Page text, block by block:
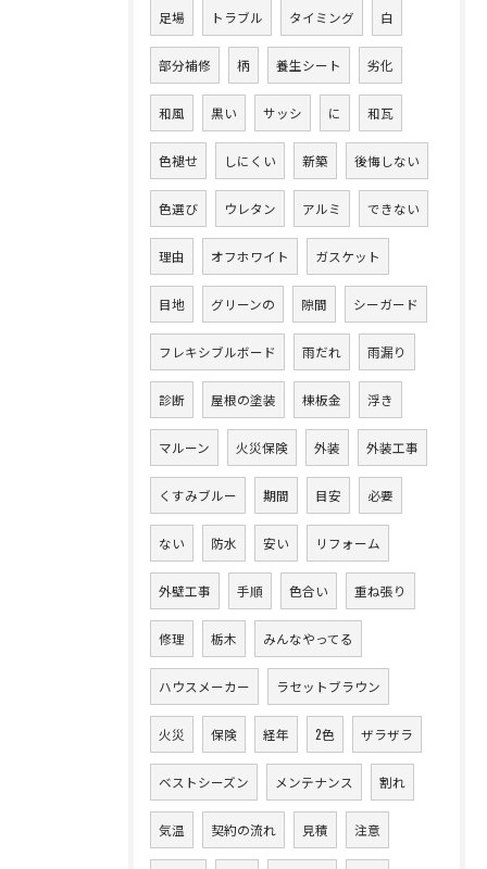
足場 トラブル タイミング 白
部分補修 柄 養生シート 劣化
和風 黒い サッシ に 和瓦
色褪せ しにくい 新築 後悔しない
色選び ウレタン アルミ できない
理由 オフホワイト ガスケット
目地 グリーンの 隙間 シーガード
フレキシブルボード 雨だれ 雨漏り
診断 屋根の塗装 棟板金 浮き
マルーン 火災保険 外装 外装工事
くすみブルー 期間 目安 必要
ない 防水 安い リフォーム
外壁工事 手順 色合い 重ね張り
修理 栃木 みんなやってる
ハウスメーカー ラセットブラウン
火災 保険 経年 2色 ザラザラ
ベストシーズン メンテナンス 割れ
気温 契約の流れ 見積 注意